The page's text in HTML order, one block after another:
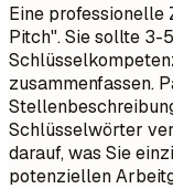
Eine professionelle
Pitch". Sie sollte 3-
zusammenfassen.
Schlüsselwörter
darauf, was Sie
potenziellen